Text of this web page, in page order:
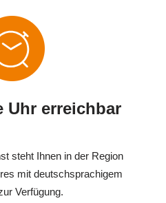
Uhr erreichbar
steht Ihnen in der Region
mit deutschsprachigem
Verfügung.